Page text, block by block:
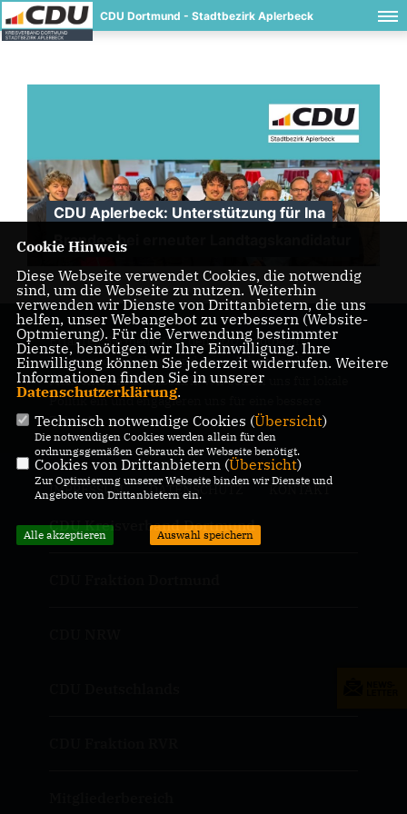
CDU Dortmund - Stadtbezirk Aplerbeck
CDU Aplerbeck: Unterstützung für Ina
Brandes bei erneuter Landtagskandidatur
Erfahren Sie mehr über den CDU Stadtbezirk
Dortmund Aplerbeck und seine Arbeit für die
Menschen im Stadtbezirk. Wir setzen uns für lokale
Politik ein und engagieren uns für eine bessere
Zukunft.
IMPRESSUM DATENSCHUTZ KONTAKT
CDU Kreisverband Dortmund
Cookie Hinweis
Diese Webseite verwendet Cookies, die notwendig
sind, um die Webseite zu nutzen. Weiterhin
verwenden wir Dienste von Drittanbietern, die uns
helfen, unser Webangebot zu verbessern (Website-
Optmierung). Für die Verwendung bestimmter
Dienste, benötigen wir Ihre Einwilligung. Ihre
Einwilligung können Sie jederzeit widerrufen. Weitere
Informationen finden Sie in unserer
Datenschutzerklärung.
Technisch notwendige Cookies (Übersicht)
Die notwendigen Cookies werden allein für den
ordnungsgemäßen Gebrauch der Webseite benötigt.
Cookies von Drittanbietern (Übersicht)
Zur Optimierung unserer Webseite binden wir Dienste und
Angebote von Drittanbietern ein.
Alle akzeptieren Auswahl speichern